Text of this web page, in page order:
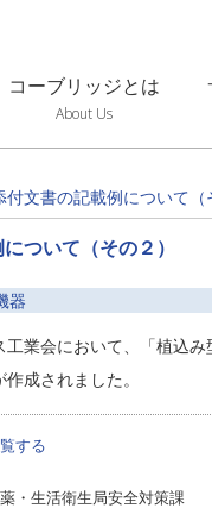
コーブリッジとは
About Us
付文書の記載例について（
ついて（その２）
器
業会において、「植込
成されました。
する
・生活衛生局安全対策課